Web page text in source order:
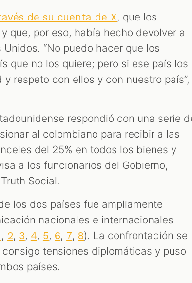
de su cuenta de X, que los
que, por eso, había hecho devolver a
“No puedo hacer que los
que no los quiere; pero si ese país los
respeto con ellos y con nuestro país”,
respondió con una serie
al colombiano para recibir a las
del 25% en todos los bienes y
a los funcionarios del Gobierno,
Social.
los dos países fue ampliamente
nacionales e internacionales
, 2, 3, 4, 5, 6, 7, 8). La confrontación se
tensiones diplomáticas y puso
países.